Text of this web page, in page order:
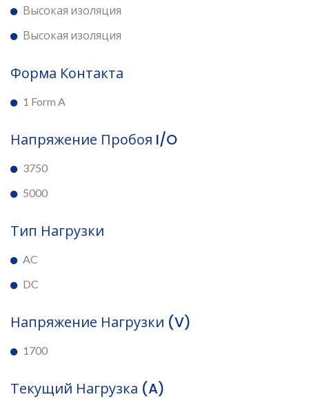
Высокая изоляция
Высокая изоляция
Форма Контакта
1 Form A
Напряжение Пробоя I/O
3750
5000
Тип Нагрузки
AC
DC
Напряжение Нагрузки (V)
1700
Текущий Нагрузка (A)